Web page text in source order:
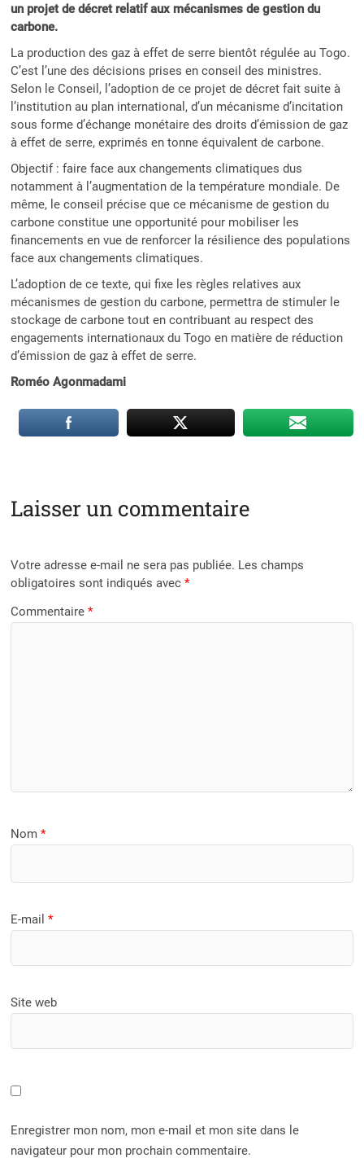
un projet de décret relatif aux mécanismes de gestion du
carbone.
La production des gaz à effet de serre bientôt régulée au Togo.
C’est l’une des décisions prises en conseil des ministres.
Selon le Conseil, l’adoption de ce projet de décret fait suite à
l’institution au plan international, d’un mécanisme d’incitation
sous forme d’échange monétaire des droits d’émission de gaz
à effet de serre, exprimés en tonne équivalent de carbone.
Objectif : faire face aux changements climatiques dus
notamment à l’augmentation de la température mondiale. De
même, le conseil précise que ce mécanisme de gestion du
carbone constitue une opportunité pour mobiliser les
financements en vue de renforcer la résilience des populations
face aux changements climatiques.
L’adoption de ce texte, qui fixe les règles relatives aux
mécanismes de gestion du carbone, permettra de stimuler le
stockage de carbone tout en contribuant au respect des
engagements internationaux du Togo en matière de réduction
d’émission de gaz à effet de serre.
Roméo Agonmadami
Laisser un commentaire
Votre adresse e-mail ne sera pas publiée. Les champs
obligatoires sont indiqués avec*
Commentaire*
Nom*
E-mail*
Site web
Enregistrer mon nom, mon e-mail et mon site dans le
navigateur pour mon prochain commentaire.